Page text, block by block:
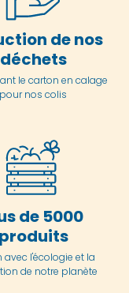
de nos
déchets
le carton en calage
pour nos colis
de 5000
produits
avec l'écologie et la
de notre planète